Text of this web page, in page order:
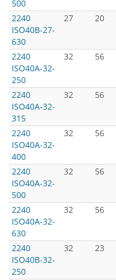
500
2240
ISO40B-27-
630
27 20
2240
ISO40A-32-
250
32 56
2240
ISO40A-32-
315
32 56
2240
ISO40A-32-
400
32 56
2240
ISO40A-32-
500
32 56
2240
ISO40A-32-
630
32 56
2240
ISO40B-32-
250
32 23